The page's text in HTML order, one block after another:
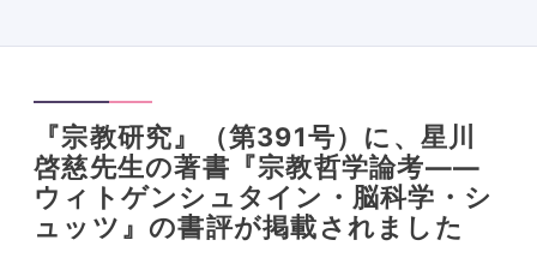
『宗教研究』（第391号）に、星川
啓慈先生の著書『宗教哲学論考――
ウィトゲンシュタイン・脳科学・シ
ュッツ』の書評が掲載されました